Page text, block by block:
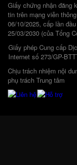
Giấy chứng nhận đăng
tin trên mạng viễn
06/10/2025, cấp lần
25/03/2030 (của Tổng
Giấy phép Cung cấp
Internet số 273/GP-
Chịu trách nhiệm nội
phụ trách Trung tâm